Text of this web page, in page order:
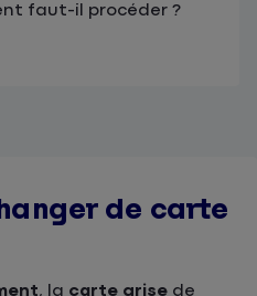
faut-il procéder ?
de carte
, la carte grise de